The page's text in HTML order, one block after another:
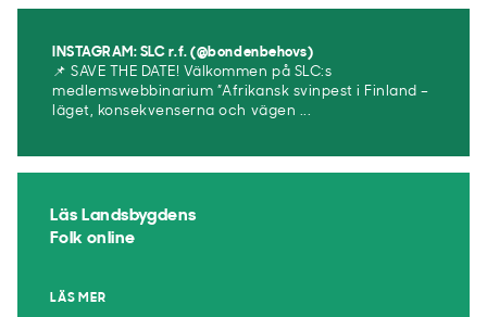
INSTAGRAM: SLC r.f. (@bondenbehovs)
📌 SAVE THE DATE! Välkommen på SLC:s
medlemswebbinarium ”Afrikansk svinpest i Finland –
läget, konsekvenserna och vägen ...
Läs Landsbygdens
Folk online
LÄS MER